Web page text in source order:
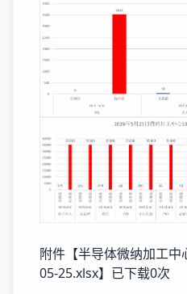
附件【半导体微纳加工中
05-25.xlsx】已下载0次